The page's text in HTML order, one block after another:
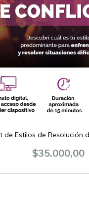
de Estilos de Resolución
$35.000,00